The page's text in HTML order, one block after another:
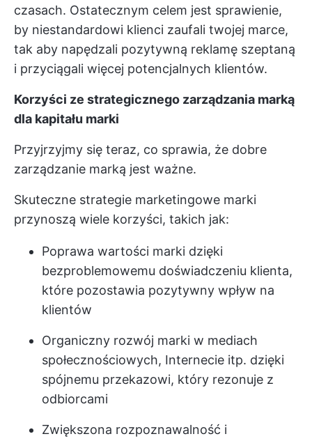
czasach. Ostatecznym celem jest sprawienie,
by niestandardowi klienci zaufali twojej marce,
tak aby napędzali pozytywną reklamę szeptaną
i przyciągali więcej potencjalnych klientów.
Korzyści ze strategicznego zarządzania marką
dla kapitału marki
Przyjrzyjmy się teraz, co sprawia, że dobre
zarządzanie marką jest ważne.
Skuteczne strategie marketingowe marki
przynoszą wiele korzyści, takich jak:
Poprawa wartości marki dzięki
bezproblemowemu doświadczeniu klienta,
które pozostawia pozytywny wpływ na
klientów
Organiczny rozwój marki w mediach
społecznościowych, Internecie itp. dzięki
spójnemu przekazowi, który rezonuje z
odbiorcami
Zwiększona rozpoznawalność i